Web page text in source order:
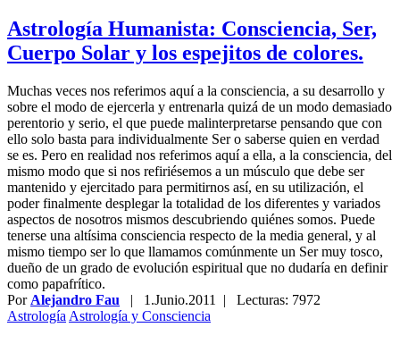
Astrología Humanista: Consciencia, Ser,
Cuerpo Solar y los espejitos de colores.
Muchas veces nos referimos aquí a la consciencia, a su desarrollo y
sobre el modo de ejercerla y entrenarla quizá de un modo demasiado
perentorio y serio, el que puede malinterpretarse pensando que con
ello solo basta para individualmente Ser o saberse quien en verdad
se es. Pero en realidad nos referimos aquí a ella, a la consciencia, del
mismo modo que si nos refiriésemos a un músculo que debe ser
mantenido y ejercitado para permitirnos así, en su utilización, el
poder finalmente desplegar la totalidad de los diferentes y variados
aspectos de nosotros mismos descubriendo quiénes somos. Puede
tenerse una altísima consciencia respecto de la media general, y al
mismo tiempo ser lo que llamamos comúnmente un Ser muy tosco,
dueño de un grado de evolución espiritual que no dudaría en definir
como papafrítico.
Por Alejandro Fau | 1.Junio.2011
| Lecturas: 7972
Astrología Astrología y Consciencia